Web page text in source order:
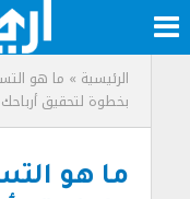
الرئيسية »
بخطوة لتحقيق